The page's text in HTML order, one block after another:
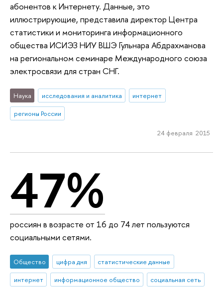
абонентов к Интернету. Данные, это
иллюстрирующие, представила директор Центра
статистики и мониторинга информационного
общества ИСИЭЗ НИУ ВШЭ Гульнара Абдрахманова
на региональном семинаре Международного союза
электросвязи для стран СНГ.
Наука исследования и аналитика
интернет
регионы России
24 февраля 2015
47%
россиян в возрасте от 16 до 74 лет пользуются
социальными сетями.
Общество цифра дня
статистические данные
интернет
информационное общество социальная сеть